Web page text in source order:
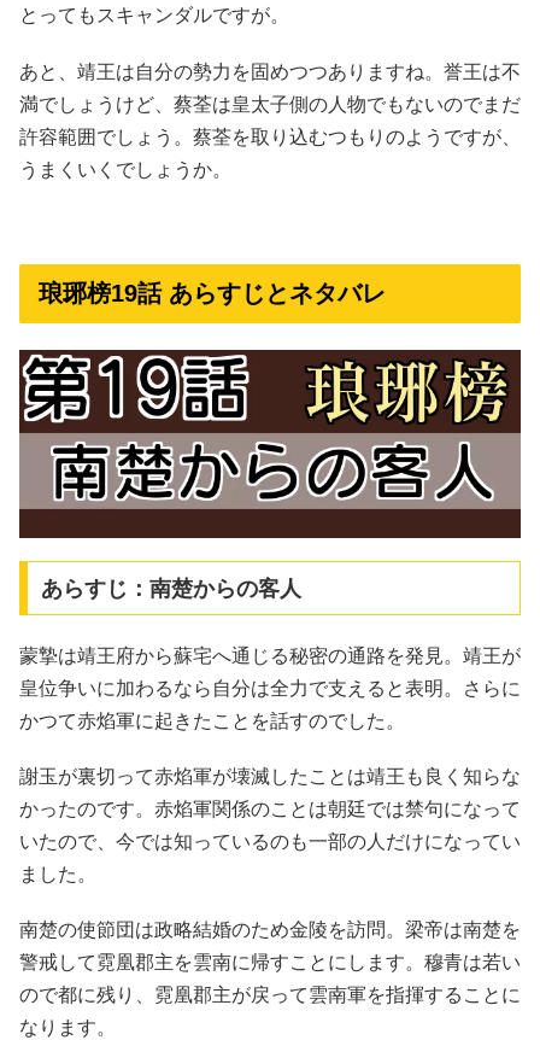
とってもスキャンダルですが。
あと、靖王は自分の勢力を固めつつありますね。誉王は不
満でしょうけど、蔡荃は皇太子側の人物でもないのでまだ
許容範囲でしょう。蔡荃を取り込むつもりのようですが、
うまくいくでしょうか。
琅琊榜19話 あらすじとネタバレ
あらすじ：南楚からの客人
蒙摯は靖王府から蘇宅へ通じる秘密の通路を発見。靖王が
皇位争いに加わるなら自分は全力で支えると表明。さらに
かつて赤焰軍に起きたことを話すのでした。
謝玉が裏切って赤焰軍が壊滅したことは靖王も良く知らな
かったのです。赤焰軍関係のことは朝廷では禁句になって
いたので、今では知っているのも一部の人だけになってい
ました。
南楚の使節団は政略結婚のため金陵を訪問。梁帝は南楚を
警戒して霓凰郡主を雲南に帰すことにします。穆青は若い
ので都に残り、霓凰郡主が戻って雲南軍を指揮することに
なります。